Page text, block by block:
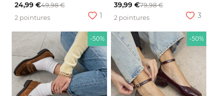
24,99 €49,98 €
2 pointures
1
39,99 €79,98 €
2 pointures
3
-50% -50%